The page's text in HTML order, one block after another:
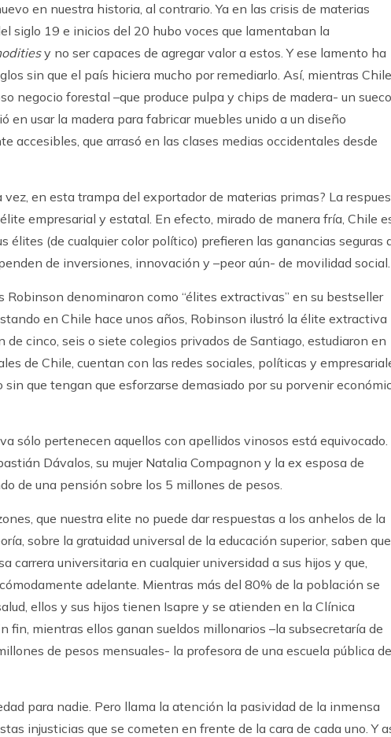
en nuestra historia, al contrario. Ya en las crisis de materias
siglo 19 e inicios del 20 hubo voces que lamentaban la
y no ser capaces de agregar valor a estos. Y ese lamento ha
sin que el país hiciera mucho por remediarlo. Así, mientras Chile
negocio forestal –que produce pulpa y chips de madera- un sueco
en usar la madera para fabricar muebles unido a un diseño
accesibles, que arrasó en las clases medias occidentales desde
vez, en esta trampa del exportador de materias primas? La
empresarial y estatal. En efecto, mirado de manera fría, Chile
élites (de cualquier color político) prefieren las ganancias seguras
de inversiones, innovación y –peor aún- de movilidad social.
Robinson denominaron como “élites extractivas” en su bestseller
en Chile hace unos años, Robinson ilustró la élite extractiva
cinco, seis o siete colegios privados de Santiago, estudiaron en
de Chile, cuentan con las redes sociales, políticas y
sin que tengan que esforzarse demasiado por su porvenir
sólo pertenecen aquellos con apellidos vinosos está equivocado.
Dávalos, su mujer Natalia Compagnon y la ex esposa de
de una pensión sobre los 5 millones de pesos.
que nuestra elite no puede dar respuestas a los anhelos de la
sobre la gratuidad universal de la educación superior, saben que
carrera universitaria en cualquier universidad a sus hijos y que,
adelante. Mientras más del 80% de la población se
ellos y sus hijos tienen Isapre y se atienden en la Clínica
fin, mientras ellos ganan sueldos millonarios –la subsecretaría de
de pesos mensuales- la profesora de una escuela pública de
para nadie. Pero llama la atención la pasividad de la inmensa
injusticias que se cometen en frente de la cara de cada uno. Y